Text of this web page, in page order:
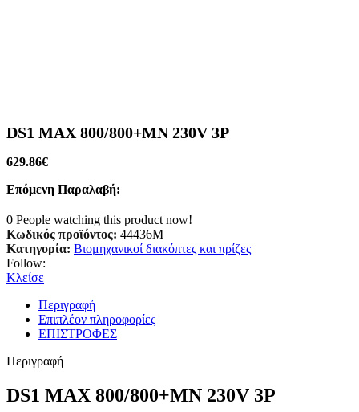
DS1 MAX 800/800+MN 230V 3P
629.86€
Επόμενη Παραλαβή:
0 People watching this product now!
Κωδικός προϊόντος: 44436M
Κατηγορία: Βιομηχανικοί διακόπτες και πρίζες
Follow:
Κλείσε
Περιγραφή
Επιπλέον πληροφορίες
ΕΠΙΣΤΡΟΦΕΣ
Περιγραφή
DS1 MAX 800/800+MN 230V 3P